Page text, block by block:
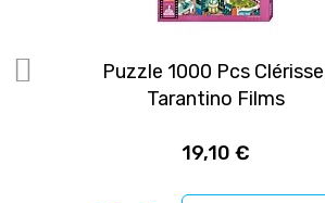
Puzzle 1000 Pcs
Tarantino Films
19,10 €